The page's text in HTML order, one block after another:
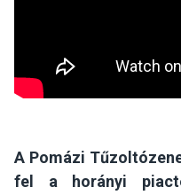
A Pomázi
fel a horányi